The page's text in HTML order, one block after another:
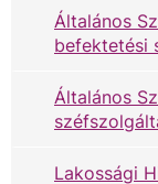
Általános
befektetési
Általános
Lakossági